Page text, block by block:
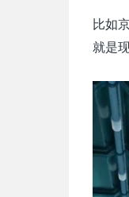
比如
就是